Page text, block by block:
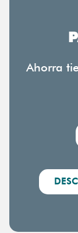
Ahorra